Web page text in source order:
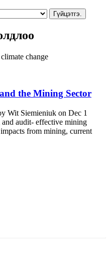
Гүйцэтгэ.
climate change
the Mining Sector
Wit Siemieniuk on Dec 1
audit- effective mining
from mining, current